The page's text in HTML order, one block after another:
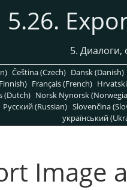
5.26.
5. Диалоги,
Čeština (Czech) Dansk (Danish)
Français (French)
(Dutch) Norsk Nynorsk
Pусский (Russian) Slovenčina
український
Image